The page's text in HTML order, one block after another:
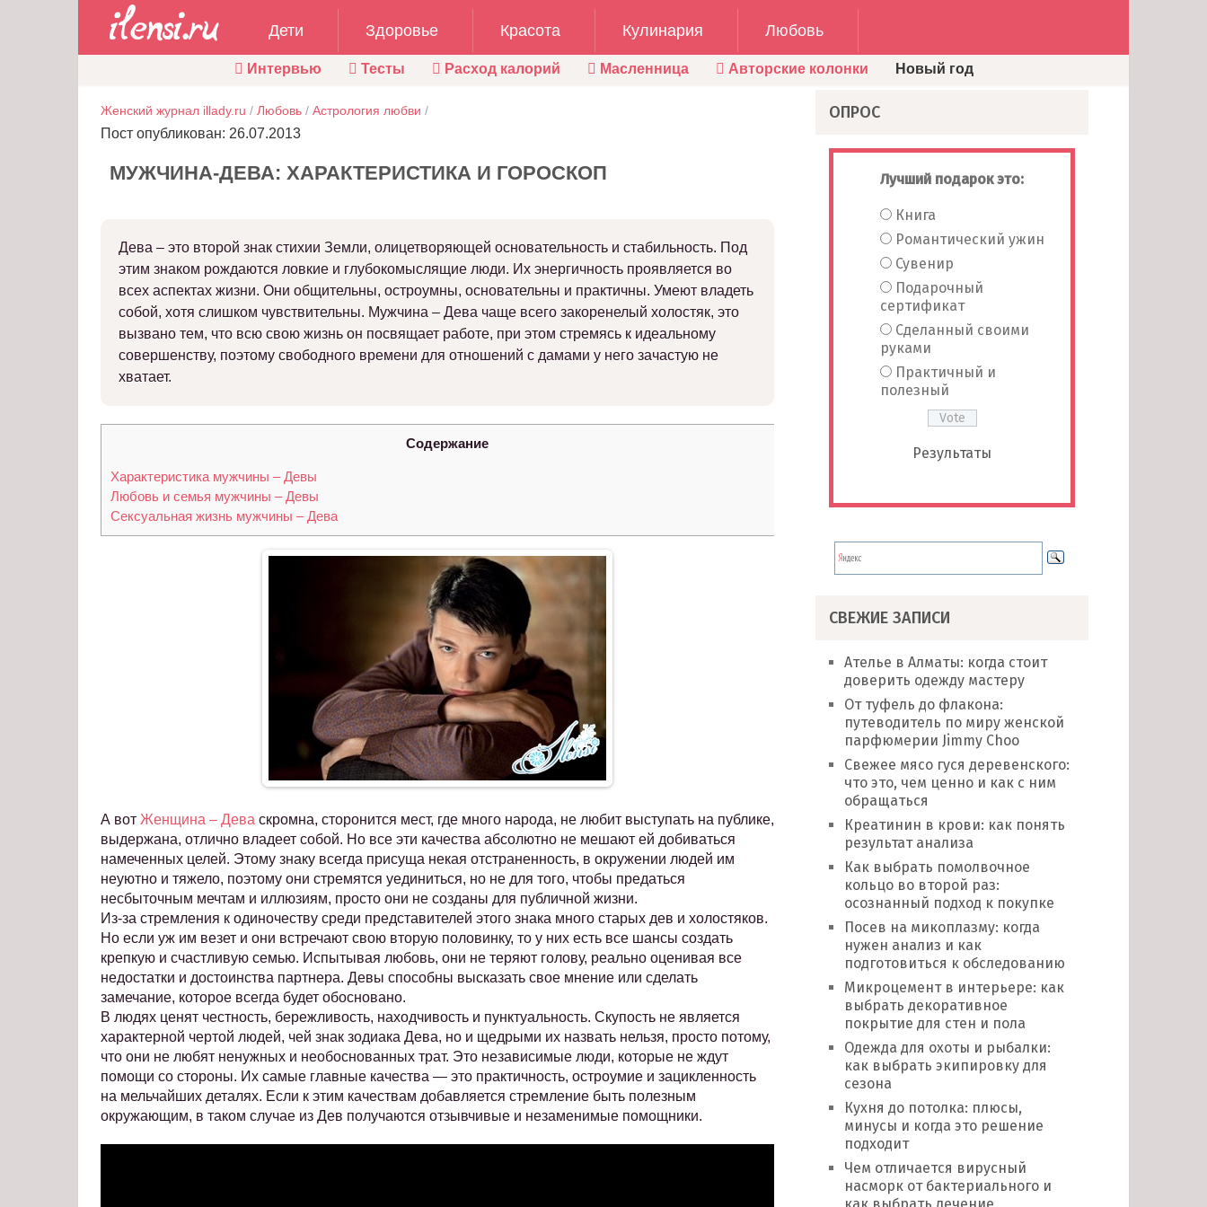
Дети Здоровье Красота Кулинария Любовь
Интервью Тесты Расход калорий Масленница Авторские колонки Новый год
Женский журнал illady.ru / Любовь / Астрология любви /
Пост опубликован: 26.07.2013
МУЖЧИНА-ДЕВА: ХАРАКТЕРИСТИКА И ГОРОСКОП
Дева – это второй знак стихии Земли, олицетворяющей основательность и стабильность. Под
этим знаком рождаются ловкие и глубокомыслящие люди. Их энергичность проявляется во
всех аспектах жизни. Они общительны, остроумны, основательны и практичны. Умеют владеть
собой, хотя слишком чувствительны. Мужчина – Дева чаще всего закоренелый холостяк, это
вызвано тем, что всю свою жизнь он посвящает работе, при этом стремясь к идеальному
совершенству, поэтому свободного времени для отношений с дамами у него зачастую не
хватает.
Содержание
Характеристика мужчины – Девы
Любовь и семья мужчины – Девы
Сексуальная жизнь мужчины – Дева
А вот Женщина – Дева скромна, сторонится мест, где много народа, не любит выступать на публике,
выдержана, отлично владеет собой. Но все эти качества абсолютно не мешают ей добиваться
намеченных целей. Этому знаку всегда присуща некая отстраненность, в окружении людей им
неуютно и тяжело, поэтому они стремятся уединиться, но не для того, чтобы предаться
несбыточным мечтам и иллюзиям, просто они не созданы для публичной жизни.
Из-за стремления к одиночеству среди представителей этого знака много старых дев и холостяков.
Но если уж им везет и они встречают свою вторую половинку, то у них есть все шансы создать
крепкую и счастливую семью. Испытывая любовь, они не теряют голову, реально оценивая все
недостатки и достоинства партнера. Девы способны высказать свое мнение или сделать
замечание, которое всегда будет обосновано.
В людях ценят честность, бережливость, находчивость и пунктуальность. Скупость не является
характерной чертой людей, чей знак зодиака Дева, но и щедрыми их назвать нельзя, просто потому,
что они не любят ненужных и необоснованных трат. Это независимые люди, которые не ждут
помощи со стороны. Их самые главные качества — это практичность, остроумие и зацикленность
на мельчайших деталях. Если к этим качествам добавляется стремление быть полезным
окружающим, в таком случае из Дев получаются отзывчивые и незаменимые помощники.
ОПРОС
Лучший подарок это:
Книга
Романтический ужин
Сувенир
Подарочный
сертификат
Сделанный своими
руками
Практичный и
полезный
Результаты
СВЕЖИЕ ЗАПИСИ
Ателье в Алматы: когда стоит
доверить одежду мастеру
От туфель до флакона:
путеводитель по миру женской
парфюмерии Jimmy Choo
Свежее мясо гуся деревенского:
что это, чем ценно и как с ним
обращаться
Креатинин в крови: как понять
результат анализа
Как выбрать помолвочное
кольцо во второй раз:
осознанный подход к покупке
Посев на микоплазму: когда
нужен анализ и как
подготовиться к обследованию
Микроцемент в интерьере: как
выбрать декоративное
покрытие для стен и пола
Одежда для охоты и рыбалки:
как выбрать экипировку для
сезона
Кухня до потолка: плюсы,
минусы и когда это решение
подходит
Чем отличается вирусный
насморк от бактериального и